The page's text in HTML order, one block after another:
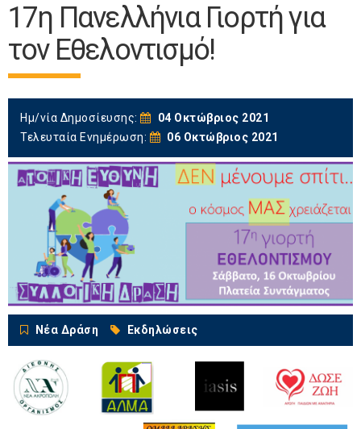
17η Πανελλήνια Γιορτή για
τον Εθελοντισμό!
Ημ/νία Δημοσίευσης:
04 Οκτώβριος 2021
Τελευταία Ενημέρωση:
06 Οκτώβριος 2021
Νέα Δράση Εκδηλώσεις